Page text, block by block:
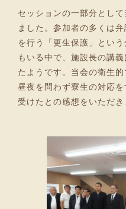
セッションの一部分とし
ました。参加者の多くは
を行う「更生保護」とい
もいる中で、施設長の講
たようです。当会の衛生
昼夜を問わず寮生の対応
受けたとの感想をいただき